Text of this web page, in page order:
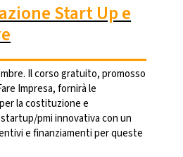
Start Up e
Il corso gratuito, promosso
Impresa, fornirà le
la costituzione e
pmi innovativa con un
e finanziamenti per queste